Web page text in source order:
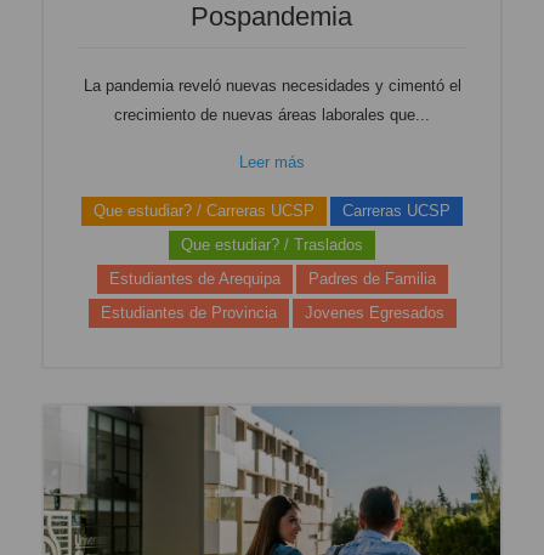
Pospandemia
La pandemia reveló nuevas necesidades y cimentó el
crecimiento de nuevas áreas laborales que...
Leer más
Que estudiar? / Carreras UCSP
Carreras UCSP
Que estudiar? / Traslados
Estudiantes de Arequipa
Padres de Familia
Estudiantes de Provincia
Jovenes Egresados